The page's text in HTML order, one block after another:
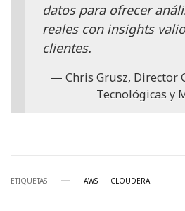
datos para ofrecer
reales con insights
clientes.
Chris Grusz, Director
Tecnológicas y
ETIQUETAS AWS CLOUDERA